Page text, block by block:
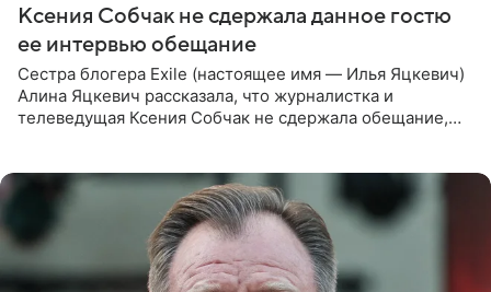
Ксения Собчак не сдержала данное гостю
ее интервью обещание
Сестра блогера Exile (настоящее имя — Илья Яцкевич)
Алина Яцкевич рассказала, что журналистка и
телеведущая Ксения Собчак не сдержала обещание,